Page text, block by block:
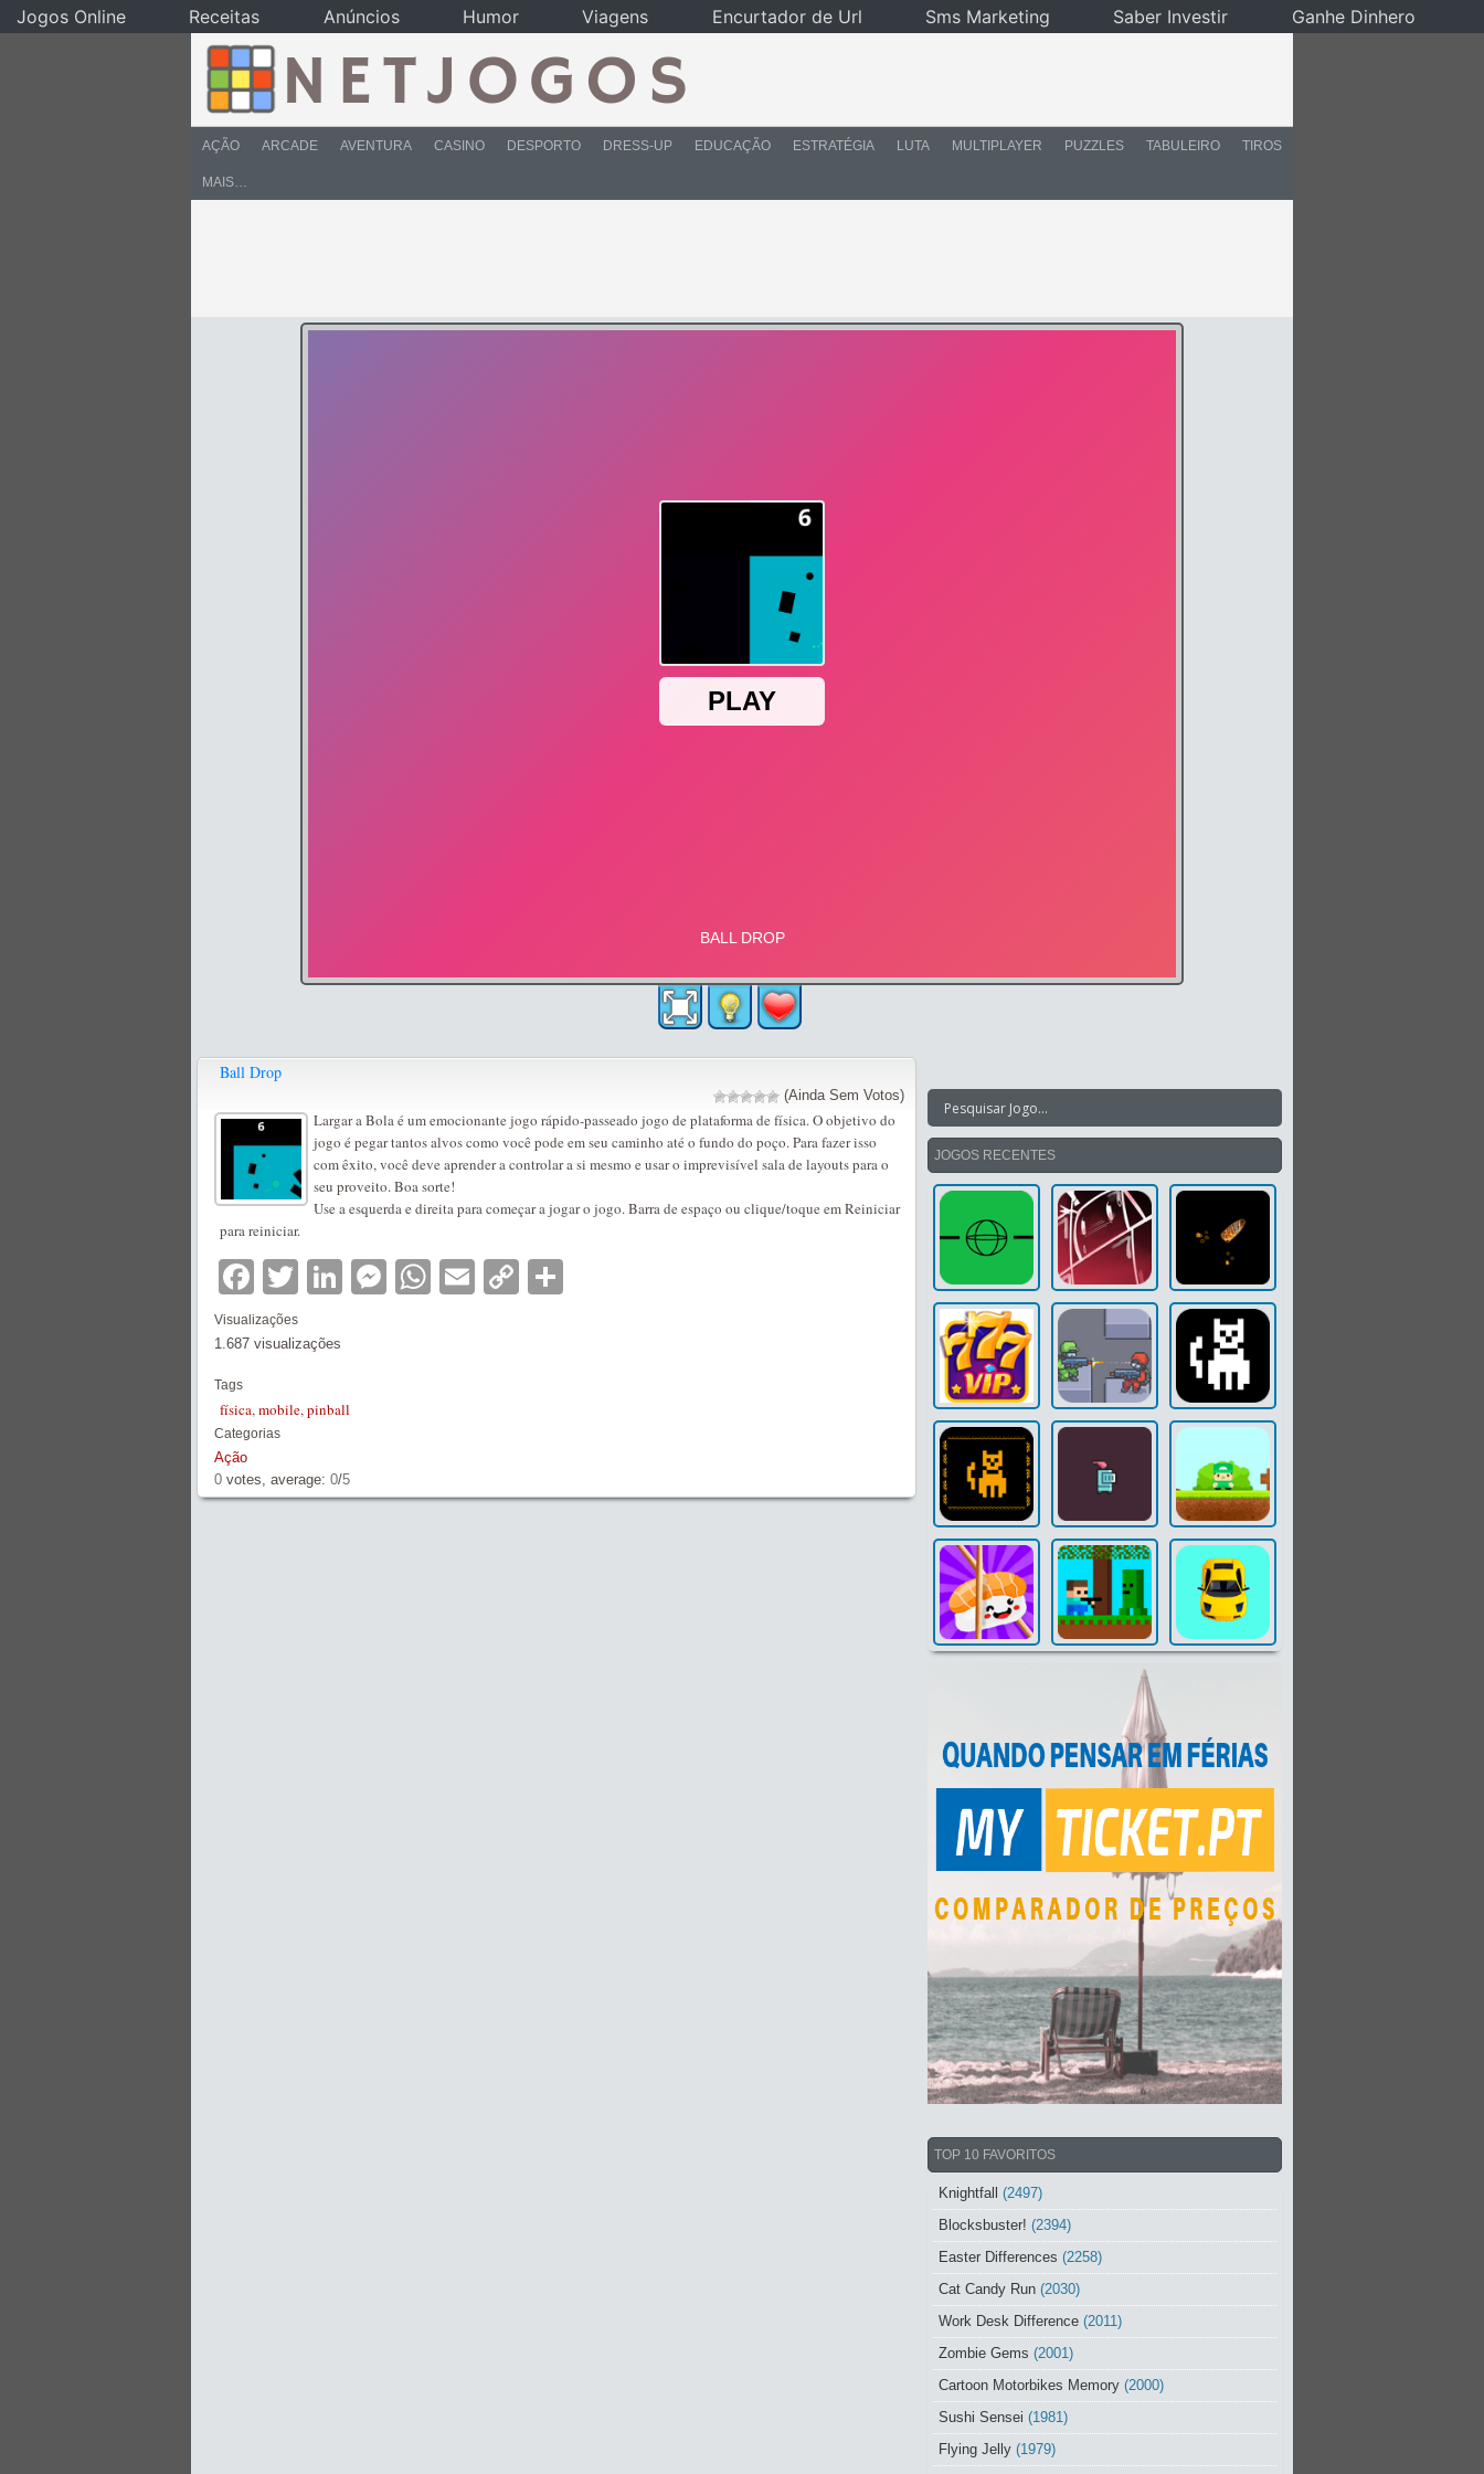
AÇÃO ARCADE AVENTURA CASINO DESPORTO DRESS-UP EDUCAÇÃO ESTRATÉGIA LUTA MULTIPLAYER PUZZLES TABULEIRO TIROS
MAIS…
Ball Drop
(Ainda Sem Votos)
Largar a Bola é um emocionante jogo rápido-passeado jogo de plataforma de física. O objetivo do
jogo é pegar tantos alvos como você pode em seu caminho até o fundo do poço. Para fazer isso
com êxito, você deve aprender a controlar a si mesmo e usar o imprevisível sala de layouts para o
seu proveito. Boa sorte!
Use a esquerda e direita para começar a jogar o jogo. Barra de espaço ou clique/toque em Reiniciar
para reiniciar.
Facebook
TwitterLinkedIn
Messenger
WhatsApp
EmailCopy
Visualizações
1.687 visualizações
Tags
física,mobile,pinball
Categorias
Ação
0 votes, average: 0/5
JOGOS RECENTES
TOP 10 FAVORITOS
Knightfall (2497)
Blocksbuster! (2394)
Easter Differences (2258)
Cat Candy Run (2030)
Work Desk Difference (2011)
Zombie Gems (2001)
Cartoon Motorbikes Memory (2000)
Sushi Sensei (1981)
Flying Jelly (1979)
Jogos Online Receitas Anúncios Humor Viagens Encurtador de Url Sms Marketing Saber Investir Ganhe Dinhero